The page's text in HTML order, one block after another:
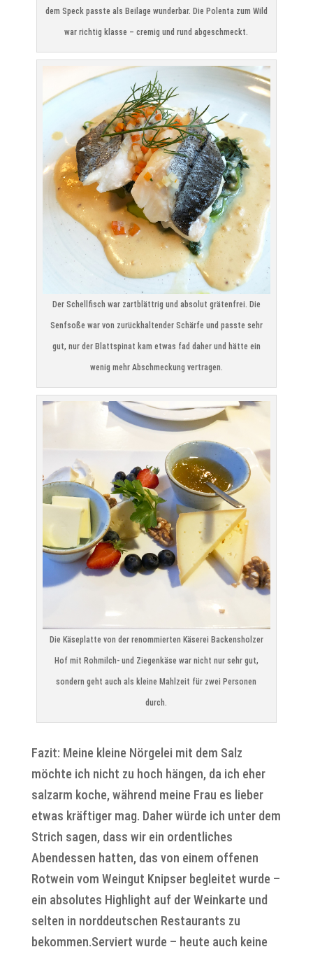
dem Speck passte als Beilage wunderbar. Die Polenta zum Wild
war richtig klasse – cremig und rund abgeschmeckt.
Der Schellfisch war zartblättrig und absolut grätenfrei. Die
Senfsoße war von zurückhaltender Schärfe und passte sehr
gut, nur der Blattspinat kam etwas fad daher und hätte ein
wenig mehr Abschmeckung vertragen.
Die Käseplatte von der renommierten Käserei Backensholzer
Hof mit Rohmilch- und Ziegenkäse war nicht nur sehr gut,
sondern geht auch als kleine Mahlzeit für zwei Personen
durch.
Fazit: Meine kleine Nörgelei mit dem Salz
möchte ich nicht zu hoch hängen, da ich eher
salzarm koche, während meine Frau es lieber
etwas kräftiger mag. Daher würde ich unter dem
Strich sagen, dass wir ein ordentliches
Abendessen hatten, das von einem offenen
Rotwein vom Weingut Knipser begleitet wurde –
ein absolutes Highlight auf der Weinkarte und
selten in norddeutschen Restaurants zu
bekommen.Serviert wurde – heute auch keine